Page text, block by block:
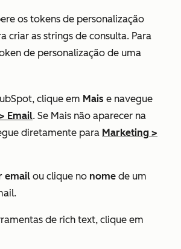
os tokens de personalização
criar as strings de consulta. Para
de personalização de uma
clique em Mais e navegue
Email. Se Mais não aparecer na
diretamente para Marketing >
email ou clique no nome de um
de rich text, clique em